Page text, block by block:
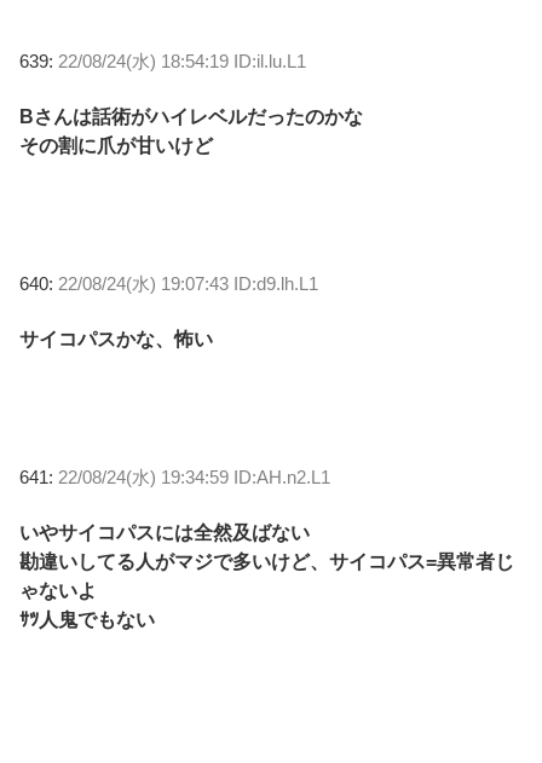
639: 22/08/24(水) 18:54:19 ID:il.lu.L1
Bさんは話術がハイレベルだったのかな
その割に爪が甘いけど
640: 22/08/24(水) 19:07:43 ID:d9.lh.L1
サイコパスかな、怖い
641: 22/08/24(水) 19:34:59 ID:AH.n2.L1
いやサイコパスには全然及ばない
勘違いしてる人がマジで多いけど、サイコパス=異常者じ
ゃないよ
ｻﾂ人鬼でもない